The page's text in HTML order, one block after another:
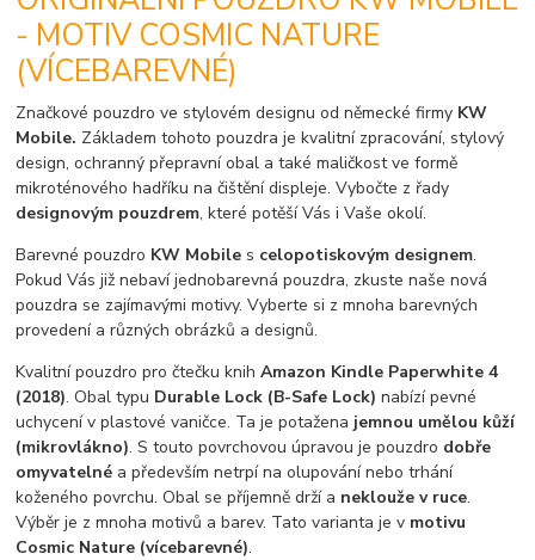
- MOTIV COSMIC NATURE
(VÍCEBAREVNÉ)
Značkové pouzdro ve stylovém designu od německé firmy KW
Mobile. Základem tohoto pouzdra je kvalitní zpracování, stylový
design, ochranný přepravní obal a také maličkost ve formě
mikroténového hadříku na čištění displeje. Vybočte z řady
designovým pouzdrem, které potěší Vás i Vaše okolí.
Barevné pouzdro KW Mobile s celopotiskovým designem.
Pokud Vás již nebaví jednobarevná pouzdra, zkuste naše nová
pouzdra se zajímavými motivy. Vyberte si z mnoha barevných
provedení a různých obrázků a designů.
Kvalitní pouzdro pro čtečku knihAmazon Kindle Paperwhite 4
(2018). Obal typu Durable Lock (B-Safe Lock) nabízí pevné
uchycení v plastové vaničce. Ta je potažena jemnou umělou kůží
(mikrovlákno). S touto povrchovou úpravou je pouzdro dobře
omyvatelné a především netrpí na olupování nebo trhání
koženého povrchu. Obal se příjemně drží a neklouže v ruce.
Výběr je z mnoha motivů a barev. Tato varianta je v motivu
Cosmic Nature (vícebarevné).